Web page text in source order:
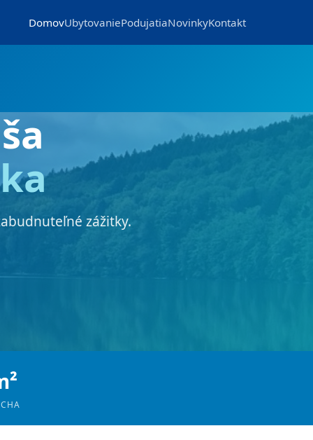
DomovUbytovaniePodujatiaNovinkyKontakt
zážitky.